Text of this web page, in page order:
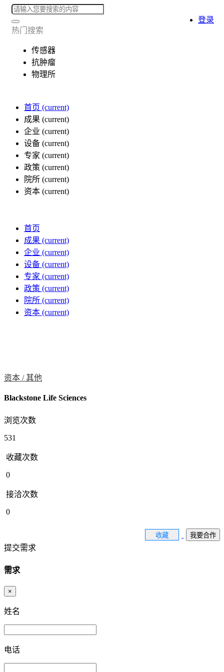
热门搜索
传感器
抗肿瘤
物理所
首页 (current)
成果 (current)
企业 (current)
设备 (current)
专家 (current)
政策 (current)
院所 (current)
资本 (current)
登录
首页
成果 (current)
企业 (current)
设备 (current)
专家 (current)
政策 (current)
院所 (current)
资本 (current)
资本 /其他
Blackstone Life Sciences
浏览次数
531
收藏次数
0
接洽次数
0
收藏 我要合作
提交需求
需求
×
姓名
电话